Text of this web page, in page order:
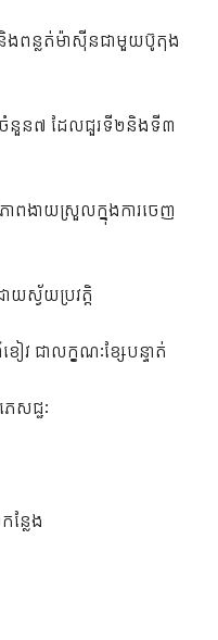
ះនិងពន្លត់ម៉ាស៊ីនជាមួយប៊ូតុង
នួន៧ ដែលជួរទី២និងទី៣
ភាពងាយស្រួលក្នុងការចេញ
ស្វ័យប្រវត្ដិ
ជាលក្ខណៈខ្សែបន្ទាត់
សជ្ជៈ
លែង